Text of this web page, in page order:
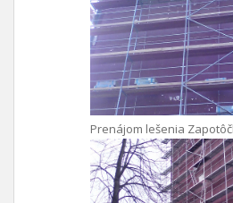
Prenájom lešenia